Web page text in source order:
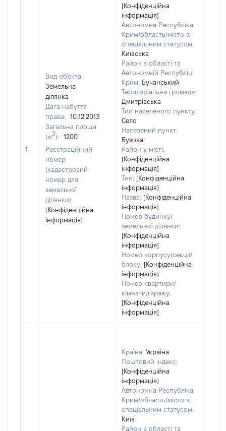
1
Вид об'єкта:
Земельна
ділянка
Дата набуття
права:
10.12.2013
Загальна площа
(м2):
1200
Реєстраційний
номер
(кадастровий
номер для
земельної
ділянки):
[Конфіденційна
інформація]
[Конфіденційна
інформація]
Автономна Республіка
Крим/область/місто зі
спеціальним статусом:
Київська
Район в області та
Автономній Республіці
Крим: Бучанський
Територіальна громада:
Дмитрівська
Тип населеного пункту:
Село
Населений пункт:
Бузова
Район у місті:
[Конфіденційна
інформація]
Тип: [Конфіденційна
інформація]
Назва: [Конфіденційна
інформація]
Номер будинку/
земельної ділянки:
[Конфіденційна
інформація]
Номер корпусу/секції/
блоку: [Конфіденційна
інформація]
Номер квартири/
кімнати/гаражу:
[Конфіденційна
інформація]
Країна: Україна
Поштовий індекс:
[Конфіденційна
інформація]
Автономна Республіка
Крим/область/місто зі
спеціальним статусом:
Київ
Район в області та